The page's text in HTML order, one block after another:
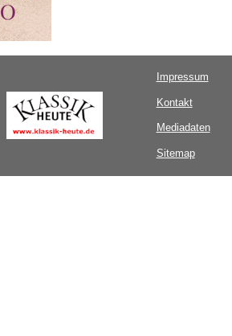
Impressum
Kontakt
Mediadaten
Sitemap